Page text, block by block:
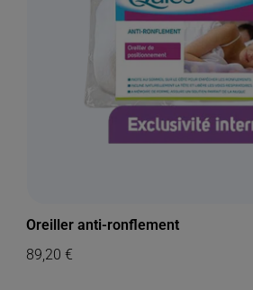
Oreiller anti-ronflement
89,20€